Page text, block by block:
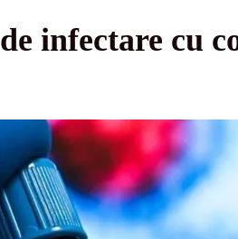
infectare cu